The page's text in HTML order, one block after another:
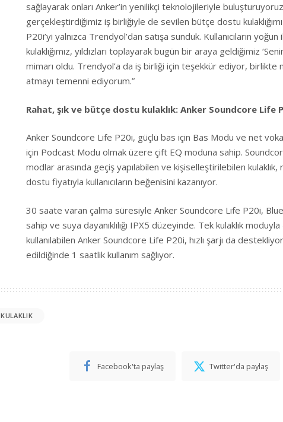
sağlayarak onları Anker’in yenilikçi teknolojileriyle
gerçekleştirdiğimiz iş birliğiyle de sevilen bütçe dostu
P20i’yi yalnızca Trendyol’dan satışa sunduk. Kullanıcıların yoğun
kulaklığımız, yıldızları toplayarak bugün bir araya geldiğimiz
mimarı oldu. Trendyol’a da iş birliği için teşekkür ediyor, birlikte
atmayı temenni ediyorum.”
Rahat, şık ve bütçe dostu kulaklık: Anker Soundcore Life
Anker Soundcore Life P20i, güçlü bas için Bas Modu ve net
için Podcast Modu olmak üzere çift EQ moduna sahip.
modlar arasında geçiş yapılabilen ve kişiselleştirilebilen kulaklık,
dostu fiyatıyla kullanıcıların beğenisini kazanıyor.
30 saate varan çalma süresiyle Anker Soundcore Life P20i,
sahip ve suya dayanıklılığı IPX5 düzeyinde. Tek kulaklık moduyla
kullanılabilen Anker Soundcore Life P20i, hızlı şarjı da
edildiğinde 1 saatlik kullanım sağlıyor.
KULAKLIK
Facebook'ta paylaş Twitter'da paylaş